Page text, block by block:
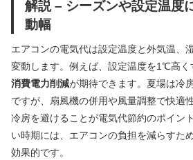
解説 – シーズンや設定温度
動幅
エアコンの電気代は設定温度と外気温、
変動します。例えば、設定温度を1℃高く
消費電力削減が期待できます。夏場は冷
ですが、扇風機の併用や風量調整で快適
冷房を避けることが電気代節約のポイン
い時期には、エアコンの負担を減らすた
効果的です。